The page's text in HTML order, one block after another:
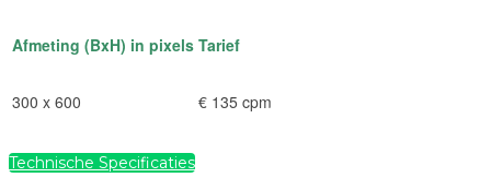
Afmeting (BxH) in pixels Tarief
300 x 600 € 135 cpm
Technische Specificaties